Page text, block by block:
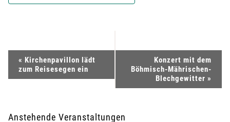
e
« Kirchenpavillon lädt
zum Reisesegen ein
Konzert mit dem
Böhmisch-Mährischen-
Blechgewitter »
Anstehende Veranstaltungen